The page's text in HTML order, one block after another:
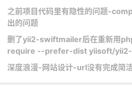
之前项目代码里有隐性的问题-
出的问题
删了yii2-swiftmailer后在重新用
require --prefer-dist yiisoft/
深度浪漫-网站设计-url没有完成简